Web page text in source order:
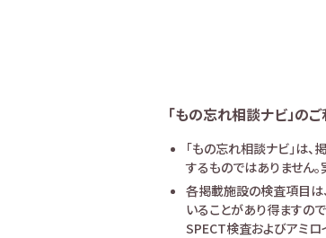
「もの忘れ相談ナビ」の
「もの忘れ相談ナビ」は
するものではありません
各掲載施設の検査項目は
いることがあり得ますの
SPECT検査およびアミロ